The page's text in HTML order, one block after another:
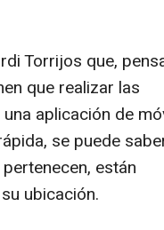
Torrijos que,
que realizar las
aplicación de
se puede
están
ubicación.